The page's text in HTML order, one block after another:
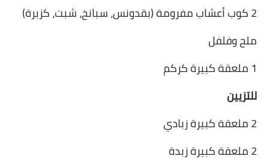
حلا الأعياد
2كوب أعشاب مفرومة (بقدونس، سبانخ، شبت، كزبرة)
ملح وفلفل
1 ملعقة كبيرة كركم
للتزيين
2 ملعقة كبيرة زبادي
2 ملعقة كبيرة زبدة